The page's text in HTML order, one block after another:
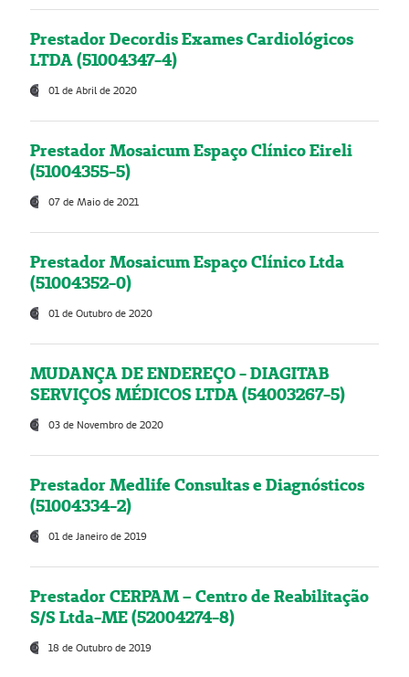
Prestador Decordis Exames Cardiológicos
LTDA (51004347-4)
01 de Abril de 2020
Prestador Mosaicum Espaço Clínico Eireli
(51004355-5)
07 de Maio de 2021
Prestador Mosaicum Espaço Clínico Ltda
(51004352-0)
01 de Outubro de 2020
MUDANÇA DE ENDEREÇO - DIAGITAB
SERVIÇOS MÉDICOS LTDA (54003267-5)
03 de Novembro de 2020
Prestador Medlife Consultas e Diagnósticos
(51004334-2)
01 de Janeiro de 2019
Prestador CERPAM – Centro de Reabilitação
S/S Ltda-ME (52004274-8)
18 de Outubro de 2019